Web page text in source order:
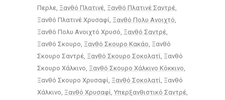
Περλε Ξανθό Πλατινέ Ξανθό Πλατινέ Σαντρέ
Ξανθό Πλατινέ Χρυσαφί Ξανθό Πολυ Ανοιχτό
Ξανθό Πολυ Ανοιχτό Χρυσό Ξανθό Σαντρέ
Ξανθό Σκουρο Ξανθό Σκουρο Κακάο Ξανθό
Σκουρο Σαντρέ Ξανθό Σκουρο Σοκολατί Ξανθό
Σκουρο Χάλκινο Ξανθό Σκουρο Χάλκινο Κόκκινο
Ξανθό Σκουρο Χρυσαφί Ξανθό Σοκολατί Ξανθό
Χάλκινο Ξανθό Χρυσαφί Υπερξανθιστικό Σαντρέ